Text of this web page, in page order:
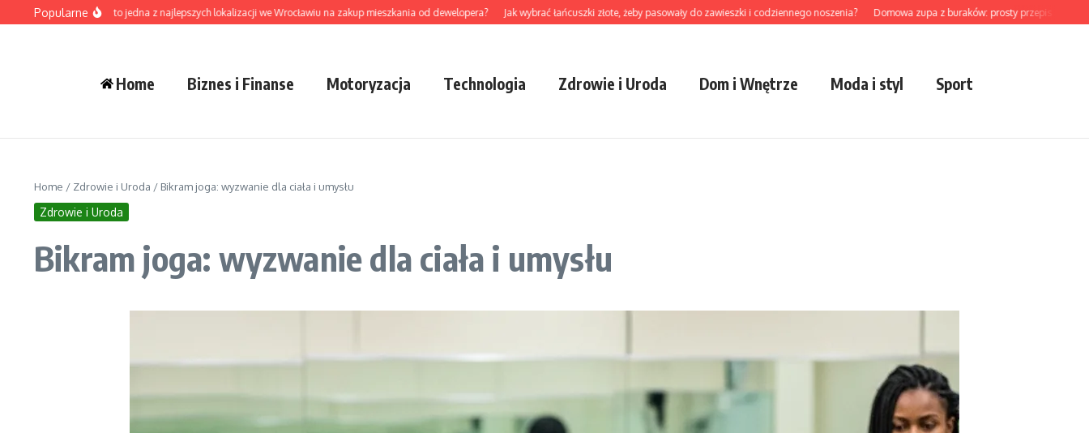
Przejdź do treści
Popularne
– dlaczego to jedna z najlepszych lokalizacji we Wrocławiu na zakup mieszkania od dewelopera? Jak wybrać łańcuszki złote, żeby pasowały do zawieszki i codziennego noszenia? Domowa zupa z buraków: prosty przepis na sezonowy
Home Biznes i Finanse Motoryzacja Technologia Zdrowie i Uroda Dom i Wnętrze Moda i styl Sport
Home / Zdrowie i Uroda / Bikram joga: wyzwanie dla ciała i umysłu
Zdrowie i Uroda
Bikram joga: wyzwanie dla ciała i umysłu